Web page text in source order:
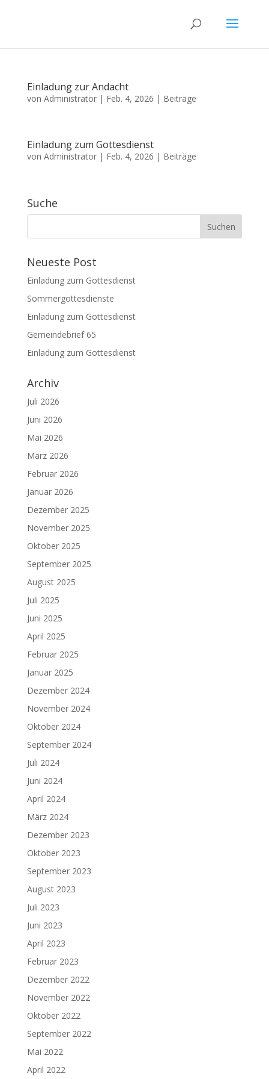
Einladung zur Andacht
von Administrator| Feb. 4, 2026 | Beiträge
Einladung zum Gottesdienst
von Administrator| Feb. 4, 2026 | Beiträge
Suche
Neueste Post
Einladung zum Gottesdienst
Sommergottesdienste
Einladung zum Gottesdienst
Gemeindebrief 65
Einladung zum Gottesdienst
Archiv
Juli 2026
Juni 2026
Mai 2026
März 2026
Februar 2026
Januar 2026
Dezember 2025
November 2025
Oktober 2025
September 2025
August 2025
Juli 2025
Juni 2025
April 2025
Februar 2025
Januar 2025
Dezember 2024
November 2024
Oktober 2024
September 2024
Juli 2024
Juni 2024
April 2024
März 2024
Dezember 2023
Oktober 2023
September 2023
August 2023
Juli 2023
Juni 2023
April 2023
Februar 2023
Dezember 2022
November 2022
Oktober 2022
September 2022
Mai 2022
April 2022